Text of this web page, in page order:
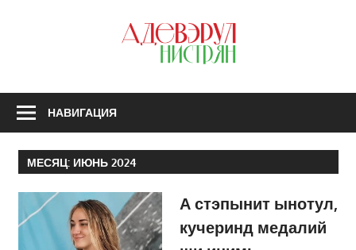
НАВИГАЦИЯ
МЕСЯЦ: ИЮНЬ 2024
А стэпынит ынотул,
кучеринд медалий